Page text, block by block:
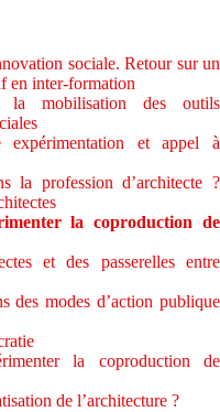
sociale. Retour sur un
en inter-formation
la mobilisation des outils
expérimentation et appel à
la profession d’architecte ?
la coproduction de
et des passerelles entre
des modes d’action publique
la coproduction de
de l’architecture ?